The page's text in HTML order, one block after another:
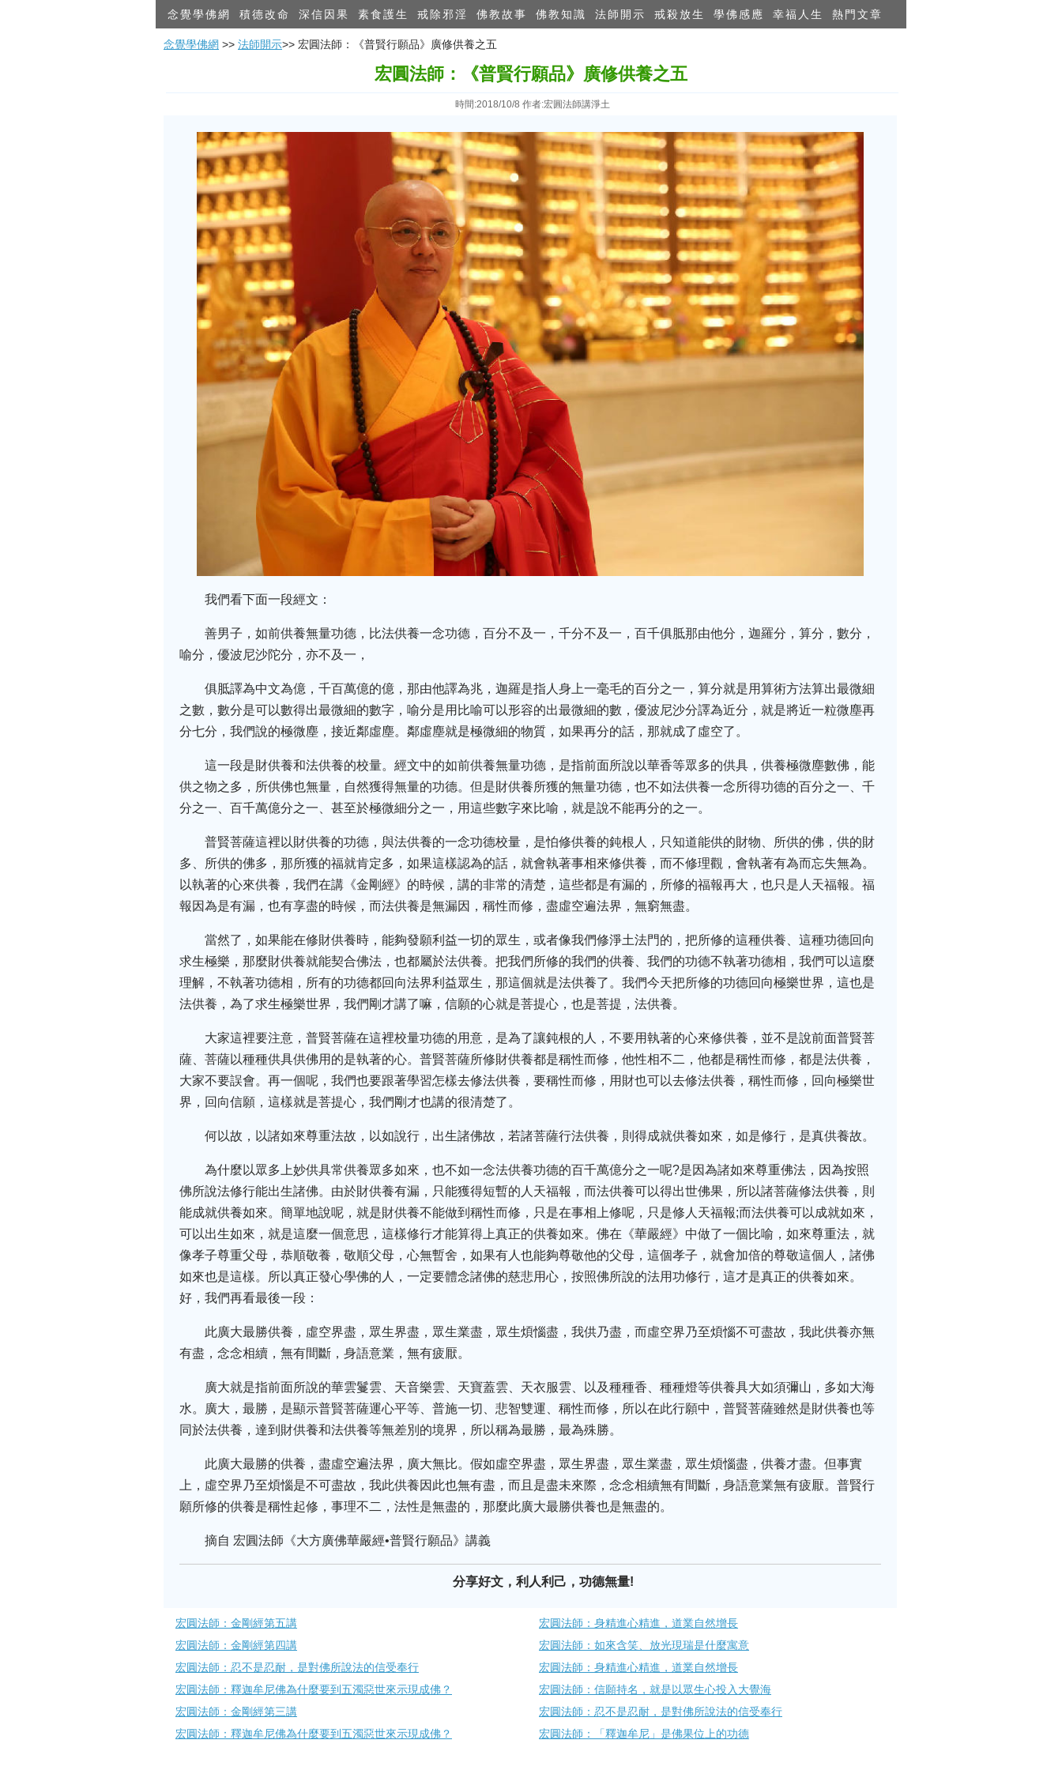
念覺學佛網 積德改命 深信因果 素食護生 戒除邪淫 佛教故事 佛教知識 法師開示 戒殺放生 學佛感應 幸福人生 熱門文章
念覺學佛網 >> 法師開示>> 宏圓法師：《普賢行願品》廣修供養之五
宏圓法師：《普賢行願品》廣修供養之五
時間:2018/10/8 作者:宏圓法師講淨土
我們看下面一段經文：
善男子，如前供養無量功德，比法供養一念功德，百分不及一，千分不及一，百千俱胝那由他分，迦羅分，算分，數分，
喻分，優波尼沙陀分，亦不及一，
俱胝譯為中文為億，千百萬億的億，那由他譯為兆，迦羅是指人身上一毫毛的百分之一，算分就是用算術方法算出最微細
之數，數分是可以數得出最微細的數字，喻分是用比喻可以形容的出最微細的數，優波尼沙分譯為近分，就是將近一粒微塵再
分七分，我們說的極微塵，接近鄰虛塵。鄰虛塵就是極微細的物質，如果再分的話，那就成了虛空了。
這一段是財供養和法供養的校量。經文中的如前供養無量功德，是指前面所說以華香等眾多的供具，供養極微塵數佛，能
供之物之多，所供佛也無量，自然獲得無量的功德。但是財供養所獲的無量功德，也不如法供養一念所得功德的百分之一、千
分之一、百千萬億分之一、甚至於極微細分之一，用這些數字來比喻，就是說不能再分的之一。
普賢菩薩這裡以財供養的功德，與法供養的一念功德校量，是怕修供養的鈍根人，只知道能供的財物、所供的佛，供的財
多、所供的佛多，那所獲的福就肯定多，如果這樣認為的話，就會執著事相來修供養，而不修理觀，會執著有為而忘失無為。
以執著的心來供養，我們在講《金剛經》的時候，講的非常的清楚，這些都是有漏的，所修的福報再大，也只是人天福報。福
報因為是有漏，也有享盡的時候，而法供養是無漏因，稱性而修，盡虛空遍法界，無窮無盡。
當然了，如果能在修財供養時，能夠發願利益一切的眾生，或者像我們修淨土法門的，把所修的這種供養、這種功德回向
求生極樂，那麼財供養就能契合佛法，也都屬於法供養。把我們所修的我們的供養、我們的功德不執著功德相，我們可以這麼
理解，不執著功德相，所有的功德都回向法界利益眾生，那這個就是法供養了。我們今天把所修的功德回向極樂世界，這也是
法供養，為了求生極樂世界，我們剛才講了嘛，信願的心就是菩提心，也是菩提，法供養。
大家這裡要注意，普賢菩薩在這裡校量功德的用意，是為了讓鈍根的人，不要用執著的心來修供養，並不是說前面普賢菩
薩、菩薩以種種供具供佛用的是執著的心。普賢菩薩所修財供養都是稱性而修，他性相不二，他都是稱性而修，都是法供養，
大家不要誤會。再一個呢，我們也要跟著學習怎樣去修法供養，要稱性而修，用財也可以去修法供養，稱性而修，回向極樂世
界，回向信願，這樣就是菩提心，我們剛才也講的很清楚了。
何以故，以諸如來尊重法故，以如說行，出生諸佛故，若諸菩薩行法供養，則得成就供養如來，如是修行，是真供養故。
為什麼以眾多上妙供具常供養眾多如來，也不如一念法供養功德的百千萬億分之一呢?是因為諸如來尊重佛法，因為按照
佛所說法修行能出生諸佛。由於財供養有漏，只能獲得短暫的人天福報，而法供養可以得出世佛果，所以諸菩薩修法供養，則
能成就供養如來。簡單地說呢，就是財供養不能做到稱性而修，只是在事相上修呢，只是修人天福報;而法供養可以成就如來，
可以出生如來，就是這麼一個意思，這樣修行才能算得上真正的供養如來。佛在《華嚴經》中做了一個比喻，如來尊重法，就
像孝子尊重父母，恭順敬養，敬順父母，心無暫舍，如果有人也能夠尊敬他的父母，這個孝子，就會加倍的尊敬這個人，諸佛
如來也是這樣。所以真正發心學佛的人，一定要體念諸佛的慈悲用心，按照佛所說的法用功修行，這才是真正的供養如來。
好，我們再看最後一段：
此廣大最勝供養，虛空界盡，眾生界盡，眾生業盡，眾生煩惱盡，我供乃盡，而虛空界乃至煩惱不可盡故，我此供養亦無
有盡，念念相續，無有間斷，身語意業，無有疲厭。
廣大就是指前面所說的華雲鬘雲、天音樂雲、天寶蓋雲、天衣服雲、以及種種香、種種燈等供養具大如須彌山，多如大海
水。廣大，最勝，是顯示普賢菩薩運心平等、普施一切、悲智雙運、稱性而修，所以在此行願中，普賢菩薩雖然是財供養也等
同於法供養，達到財供養和法供養等無差別的境界，所以稱為最勝，最為殊勝。
此廣大最勝的供養，盡虛空遍法界，廣大無比。假如虛空界盡，眾生界盡，眾生業盡，眾生煩惱盡，供養才盡。但事實
上，虛空界乃至煩惱是不可盡故，我此供養因此也無有盡，而且是盡未來際，念念相續無有間斷，身語意業無有疲厭。普賢行
願所修的供養是稱性起修，事理不二，法性是無盡的，那麼此廣大最勝供養也是無盡的。
摘自 宏圓法師《大方廣佛華嚴經•普賢行願品》講義
分享好文，利人利己，功德無量!
宏圓法師：金剛經第五講
宏圓法師：身精進心精進，道業自然增長
宏圓法師：金剛經第四講
宏圓法師：如來含笑、放光現瑞是什麼寓意
宏圓法師：忍不是忍耐，是對佛所說法的信受奉行
宏圓法師：身精進心精進，道業自然增長
宏圓法師：釋迦牟尼佛為什麼要到五濁惡世來示現成佛？
宏圓法師：信願持名，就是以眾生心投入大覺海
宏圓法師：金剛經第三講
宏圓法師：忍不是忍耐，是對佛所說法的信受奉行
宏圓法師：釋迦牟尼佛為什麼要到五濁惡世來示現成佛？
宏圓法師：「釋迦牟尼」是佛果位上的功德